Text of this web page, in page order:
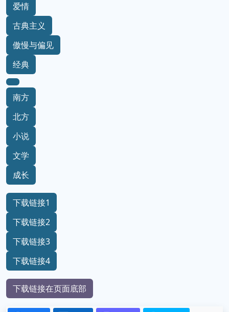
爱情
古典主义
傲慢与偏见
经典
南方
北方
小说
文学
成长
下载链接1
下载链接2
下载链接3
下载链接4
下载链接在页面底部